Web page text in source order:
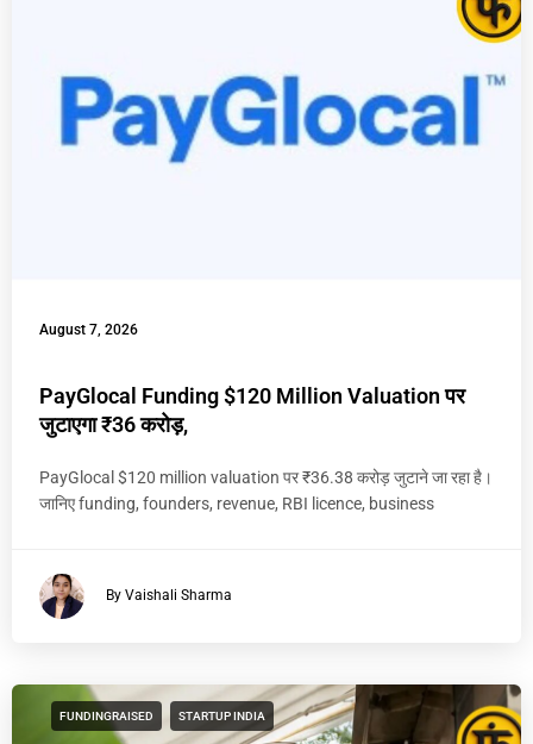
August 7, 2026
PayGlocal Funding $120 Million Valuation पर
जुटाएगा ₹36 करोड़,
PayGlocal $120 million valuation पर ₹36.38 करोड़ जुटाने जा रहा है।
जानिए funding, founders, revenue, RBI licence, business
By Vaishali Sharma
FUNDINGRAISED STARTUP INDIA